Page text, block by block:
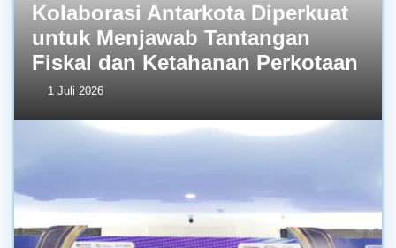
Kolaborasi Antarkota Diperkuat
untuk Menjawab Tantangan
Fiskal dan Ketahanan Perkotaan
1 Juli 2026